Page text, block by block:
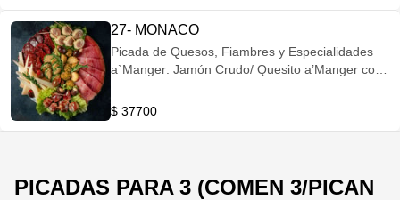
Queso fontina/ Aceitunas rellenas.
27- MONACO
Picada de Quesos, Fiambres y Especialidades
a`Manger: Jamón Crudo/ Quesito a’Manger con
Pistachos/ Mozzarella arrollada con Jamón
$ 37700
PICADAS PARA 3 (COMEN 3/PICAN